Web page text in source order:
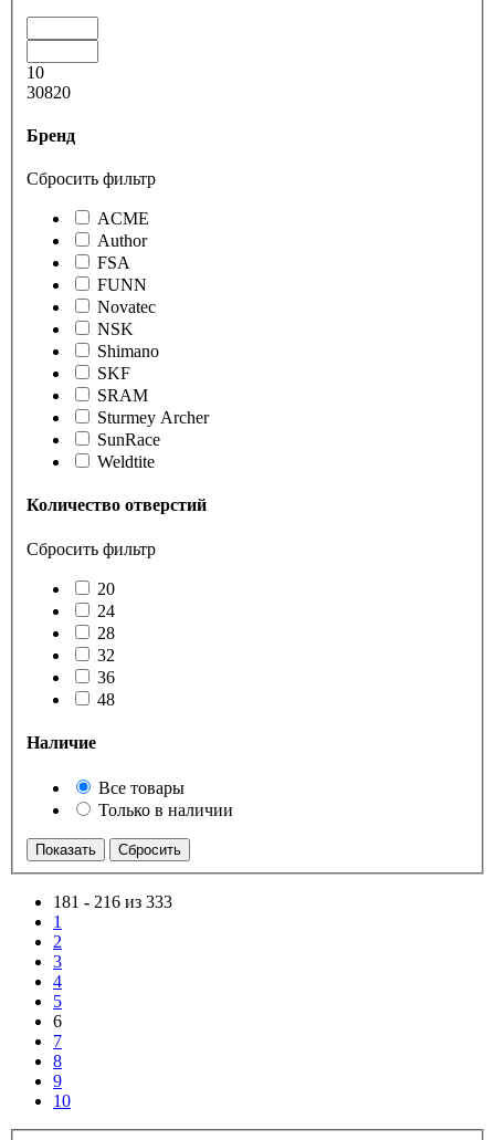
10
30820
Бренд
Сбросить фильтр
ACME
Author
FSA
FUNN
Novatec
NSK
Shimano
SKF
SRAM
Sturmey Archer
SunRace
Weldtite
Количество отверстий
Сбросить фильтр
20
24
28
32
36
48
Наличие
Все товары
Только в наличии
181 - 216 из 333
1
2
3
4
5
6
7
8
9
10